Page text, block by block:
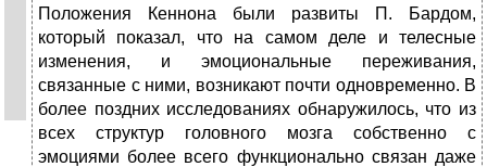
Положения Кеннона были развиты П. Бардом,
который показал, что на самом деле и телесные
изменения, и эмоциональные переживания,
связанные с ними, возникают почти одновременно. В
более поздних исследованиях обнаружилось, что из
всех структур головного мозга собственно с
эмоциями более всего функционально связан даже